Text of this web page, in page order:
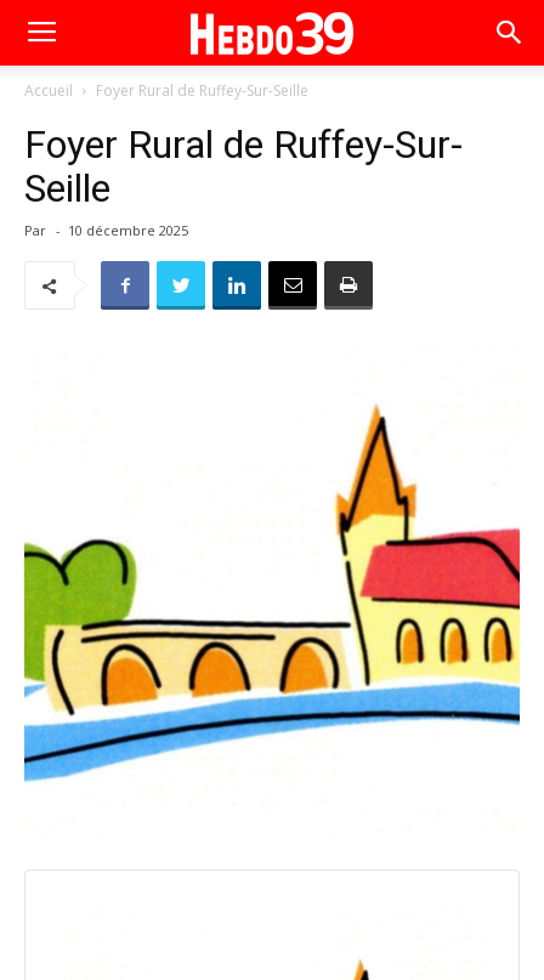
Accueil Foyer Rural de Ruffey-Sur-Seille
Foyer Rural de Ruffey-Sur-
Seille
Par - 10 décembre 2025